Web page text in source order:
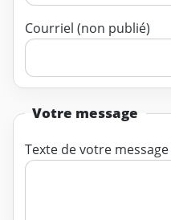
Courriel (non publié)
Votre message